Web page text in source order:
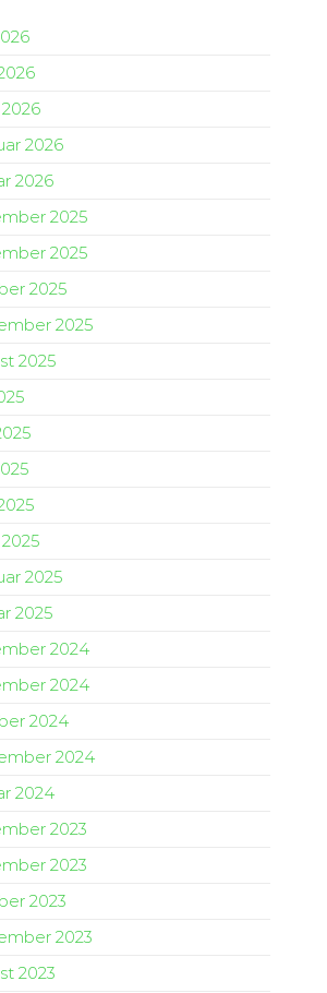
2026
2026
2025
2025
2025
2025
2025
2025
2025
2024
2024
2024
2024
2024
2023
2023
2023
2023
2023